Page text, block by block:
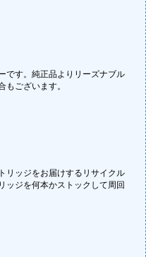
です。純正品よりリーズナブル
ございます。
リッジをお届けするリサイクル
ッジを何本かストックして周回